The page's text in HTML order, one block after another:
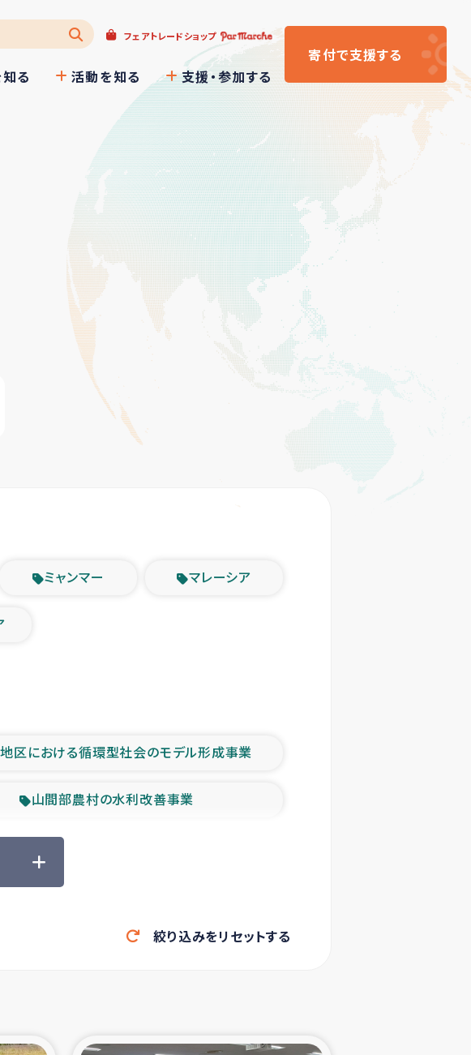
フェアトレードショップ
る 活動を知る 支援・参加する
寄付で支援する
ミャンマー マレーシア
区における循環型社会のモデル形成事業
山間部農村の水利改善事業
森林保全型農業の支援事業
大雨による洪水被災者支援
リア国内避難民・帰還民の生活再建支援
絞り込みをリセットする